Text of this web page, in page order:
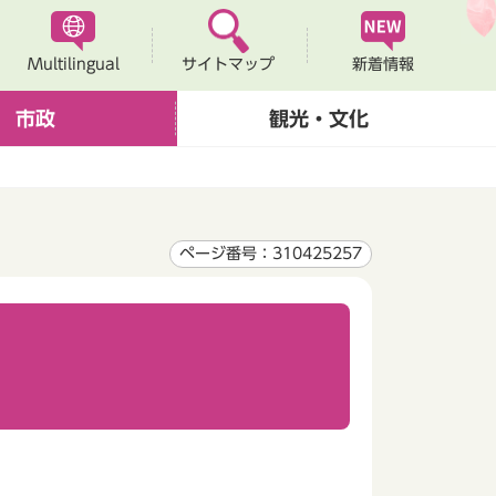
Multilingual サイトマップ 新着情報
市政 観光・文化
ページ番号：310425257